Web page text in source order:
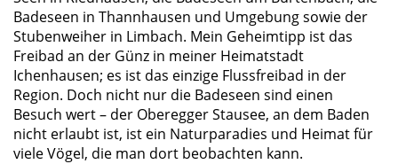
Badeseen in Thannhausen und Umgebung sowie der
Stubenweiher in Limbach. Mein Geheimtipp ist das
Freibad an der Günz in meiner Heimatstadt
Ichenhausen; es ist das einzige Flussfreibad in der
Region. Doch nicht nur die Badeseen sind einen
Besuch wert – der Oberegger Stausee, an dem Baden
nicht erlaubt ist, ist ein Naturparadies und Heimat für
viele Vögel, die man dort beobachten kann.